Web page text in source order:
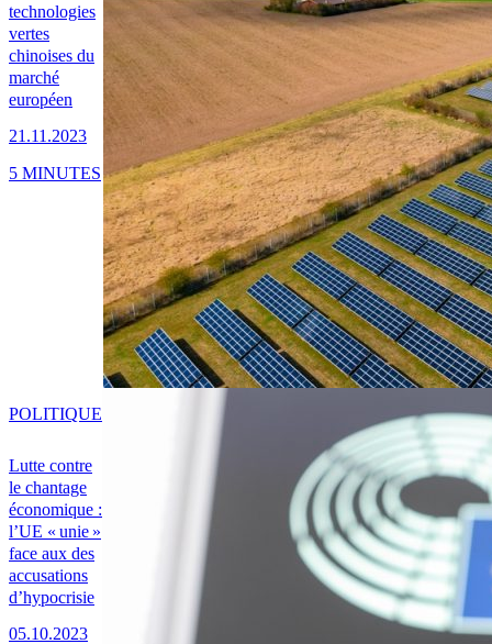
technologies
vertes
chinoises du
marché
européen
21.11.2023
5 MINUTES
Lutte contre
le chantage
économique :
l’UE « unie »
face aux des
accusations
d’hypocrisie
05.10.2023
POLITIQUE